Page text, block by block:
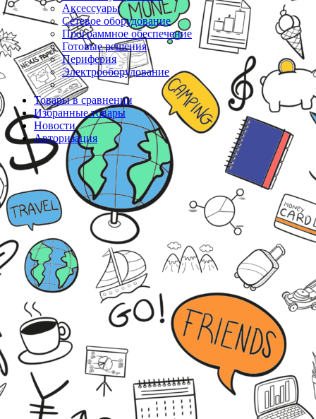
Аксессуары
Сетевое оборудование
Программное обеспечение
Готовые решения
Периферия
Электрооборудование
Товары в сравнении
Избранные товары
Новости
Авторизация